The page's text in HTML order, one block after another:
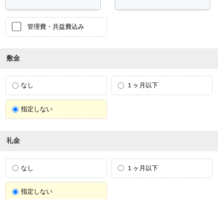
管理費・共益費込み
敷金
なし １ヶ月以下
指定しない
礼金
なし １ヶ月以下
指定しない